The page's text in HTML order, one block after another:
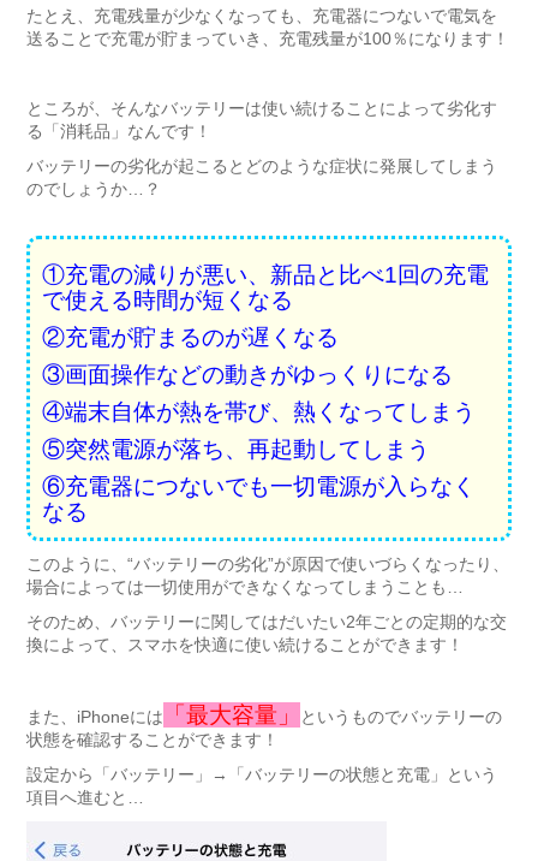
たとえ、充電残量が少なくなっても、充電器につないで電気を
送ることで充電が貯まっていき、充電残量が100％になります！
ところが、そんなバッテリーは使い続けることによって劣化す
る「消耗品」なんです！
バッテリーの劣化が起こるとどのような症状に発展してしまう
のでしょうか…？
①充電の減りが悪い、新品と比べ1回の充電
で使える時間が短くなる
②充電が貯まるのが遅くなる
③画面操作などの動きがゆっくりになる
④端末自体が熱を帯び、熱くなってしまう
⑤突然電源が落ち、再起動してしまう
⑥充電器につないでも一切電源が入らなく
なる
このように、“バッテリーの劣化”が原因で使いづらくなったり、
場合によっては一切使用ができなくなってしまうことも…
そのため、バッテリーに関してはだいたい2年ごとの定期的な交
換によって、スマホを快適に使い続けることができます！
また、iPhoneには 「最大容量」
というものでバッテリーの
状態を確認することができます！
設定から「バッテリー」→「バッテリーの状態と充電」という
項目へ進むと…